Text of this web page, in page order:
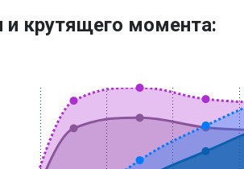
и крутящего момента: